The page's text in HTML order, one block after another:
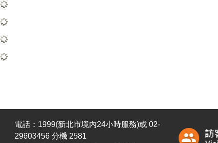
電話：1999(新北市境內24小時服務)或 02-
29603456 分機 2581